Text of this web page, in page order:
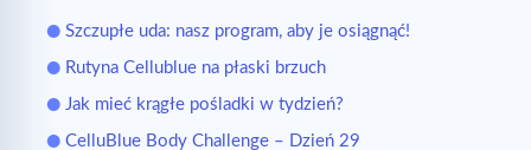
Szczupłe uda: nasz program, aby je osiągnąć!
Rutyna Cellublue na płaski brzuch
Jak mieć krągłe pośladki w tydzień?
CelluBlue Body Challenge – Dzień 29